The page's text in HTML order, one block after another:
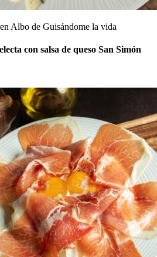
Albo de Guisándome la vida
con salsa de queso San Simón